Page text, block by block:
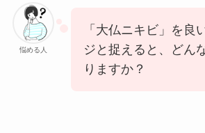
悩める人
「大仏ニキビ」を良
ジと捉えると、どん
りますか？